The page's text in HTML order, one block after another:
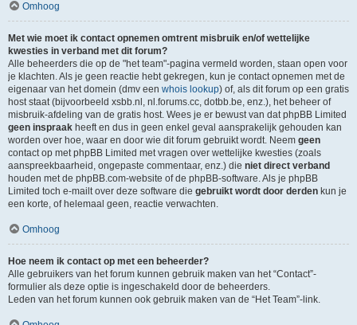
Omhoog
Met wie moet ik contact opnemen omtrent misbruik en/of wettelijke
kwesties in verband met dit forum?
Alle beheerders die op de "het team"-pagina vermeld worden, staan open voor
je klachten. Als je geen reactie hebt gekregen, kun je contact opnemen met de
eigenaar van het domein (dmv een whois lookup) of, als dit forum op een gratis
host staat (bijvoorbeeld xsbb.nl, nl.forums.cc, dotbb.be, enz.), het beheer of
misbruik-afdeling van de gratis host. Wees je er bewust van dat phpBB Limited
geen inspraak heeft en dus in geen enkel geval aansprakelijk gehouden kan
worden over hoe, waar en door wie dit forum gebruikt wordt. Neem geen
contact op met phpBB Limited met vragen over wettelijke kwesties (zoals
aanspreekbaarheid, ongepaste commentaar, enz.) die niet direct verband
houden met de phpBB.com-website of de phpBB-software. Als je phpBB
Limited toch e-mailt over deze software die gebruikt wordt door derden kun je
een korte, of helemaal geen, reactie verwachten.
Omhoog
Hoe neem ik contact op met een beheerder?
Alle gebruikers van het forum kunnen gebruik maken van het “Contact”-
formulier als deze optie is ingeschakeld door de beheerders.
Leden van het forum kunnen ook gebruik maken van de “Het Team”-link.